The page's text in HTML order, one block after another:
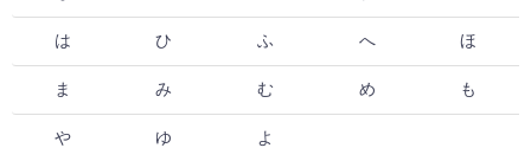
は ひ ふ へ ほ
ま み む め も
や ゆ よ